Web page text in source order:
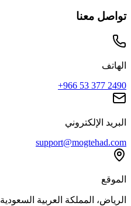
تواصل معنا
الهاتف
+966 53 377 2490
البريد الإلكتروني
support@mogtehad.com
الموقع
الرياض، المملكة العربية السعودية